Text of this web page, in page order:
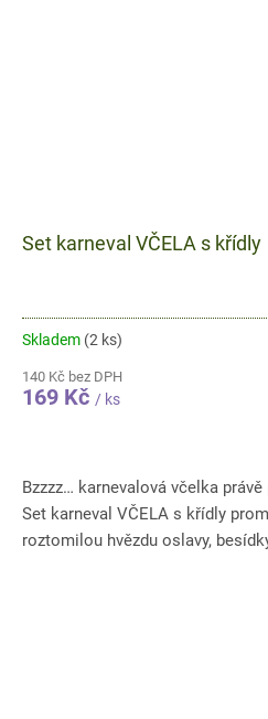
Set karneval VČELA s křídly
Skladem (2 ks)
140 Kč bez DPH
169 Kč / ks
Bzzzz… karnevalová včelka
Set karneval VČELA s křídly
roztomilou hvězdu oslavy,